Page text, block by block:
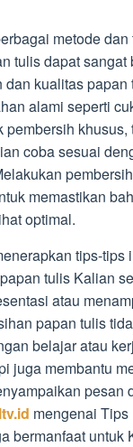
metode dan
tulis dapat sangat
dan kualitas
alami seperti
pembersih
coba sesuai
memastikan
optimal.
tips-tips
tulis Kalian
atau
papan tulis
belajar atau
juga membantu
pesan
mengenai
bermanfaat untuk